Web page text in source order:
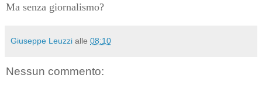
Ma senza giornalismo?
Giuseppe Leuzzi alle 08:10
Nessun commento: